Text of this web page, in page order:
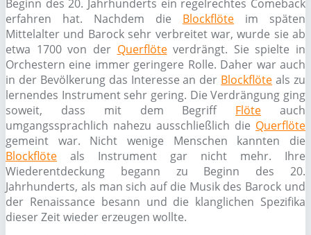
Beginn des 20. Jahrhunderts ein regelrechtes Comeback
erfahren hat. Nachdem die Blockflöte im späten
Mittelalter und Barock sehr verbreitet war, wurde sie ab
etwa 1700 von der Querflöteverdrängt. Sie spielte in
Orchestern eine immer geringere Rolle. Daher war auch
in der Bevölkerung das Interesse an der Blockflöte als zu
lernendes Instrument sehr gering. Die Verdrängung ging
soweit, dass mit dem Begriff Flöte auch
umgangssprachlich nahezu ausschließlich die Querflöte
gemeint war. Nicht wenige Menschen kannten die
Blockflöte als Instrument gar nicht mehr. Ihre
Wiederentdeckung begann zu Beginn des 20.
Jahrhunderts, als man sich auf die Musik des Barock und
der Renaissance besann und die klanglichen Spezifika
dieser Zeit wieder erzeugen wollte.